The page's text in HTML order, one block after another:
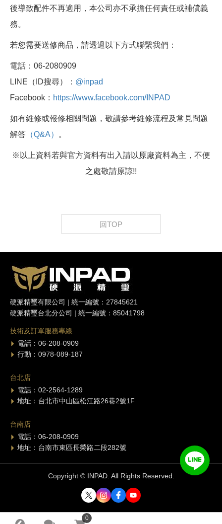
0
後導致配件不再適用，本公司亦不承擔任何責任或補償義
務。
若您需要送修商品，請透過以下方式聯繫我們：
電話：06-2080909
LINE（ID搜尋）： @inpad
Facebook： https://www.facebook.com/INPAD
如有維修或報修相關問題，敬請參考維修流程及常見問題
解答 （Q&A） 。
※以上資料若與官方資料有出入請以原廠資料為主，不便
之處敬請原諒!!
回TOP
硬派精璽有限公司 | 統一編號：27845621
硬派精璽台北分公司 | 統一編號：85041798
技術及訂單服務專線
電話：06-208-0909
行動：0978-089-187
台北店
電話：02-2564-1289
地址：台北市中山區松江路26巷2號1F
台南店
電話：06-208-0909
地址：台南市東區長榮路二段282號
Copyright © INPAD. All Rights Reserved.